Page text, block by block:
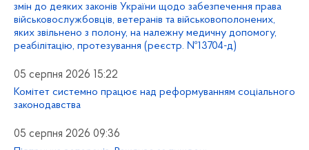
змін до деяких законів України щодо забезпечення права
військовослужбовців, ветеранів та військовополонених,
яких звільнено з полону, на належну медичну допомогу,
реабілітацію, протезування (реєстр. №13704-д)
05 серпня 2026 15:22
Комітет системно працює над реформуванням соціального
законодавства
05 серпня 2026 09:36